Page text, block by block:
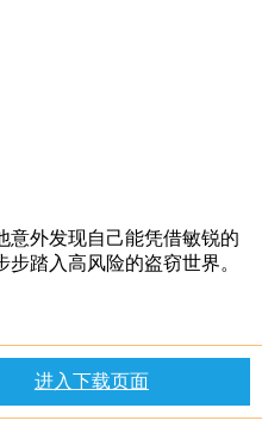
意外发现自己能凭借敏锐的
踏入高风险的盗窃世界。
进入下载页面